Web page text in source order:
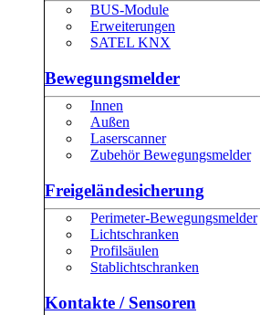
BUS-Module
Erweiterungen
SATEL KNX
Bewegungsmelder
Innen
Außen
Laserscanner
Zubehör Bewegungsmelder
Freigeländesicherung
Perimeter-Bewegungsmelder
Lichtschranken
Profilsäulen
Stablichtschranken
Kontakte / Sensoren